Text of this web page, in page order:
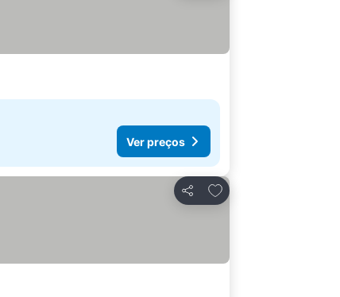
Ver preços
Partilhar
Adicionar aos favoritos